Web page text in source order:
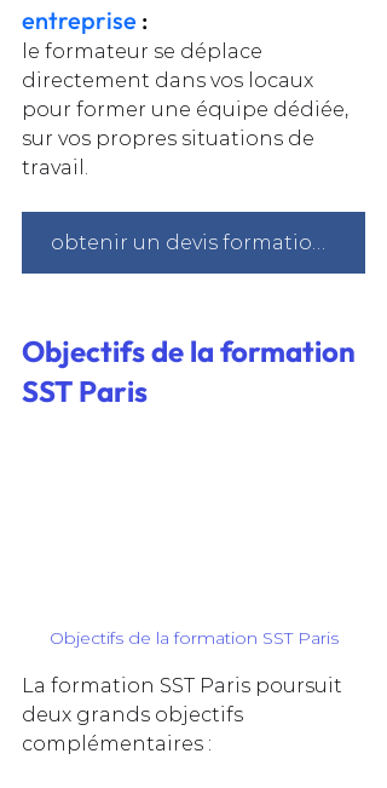
entreprise :
le formateur se déplace
directement dans vos locaux
pour former une équipe dédiée,
sur vos propres situations de
travail.
Objectifs de la formation
SST Paris
Objectifs de la formation SST Paris
La formation SST Paris poursuit
deux grands objectifs
complémentaires :